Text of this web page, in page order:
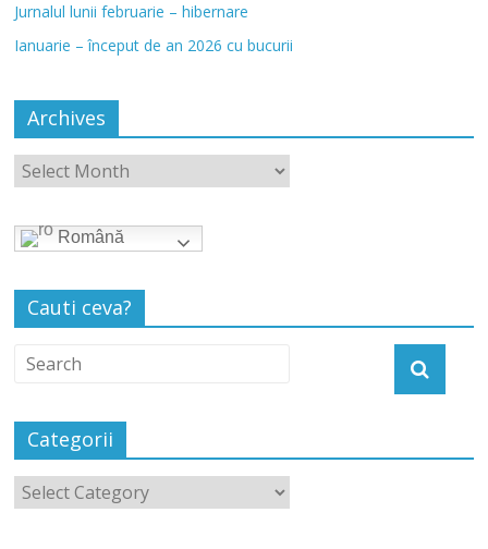
Jurnalul lunii februarie – hibernare
Ianuarie – început de an 2026 cu bucurii
Archives
Română
Cauti ceva?
Categorii